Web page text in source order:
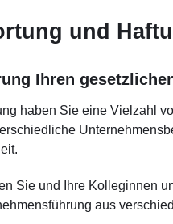
und
Ihren
haben Sie eine Vielzahl
Sie und Ihre Kolleginnen
aus